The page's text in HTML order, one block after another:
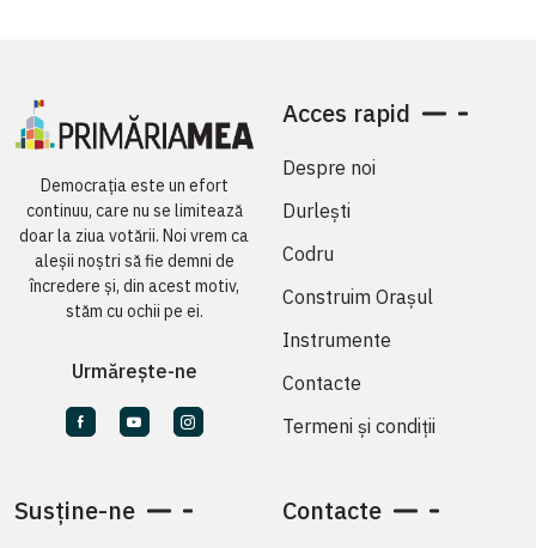
Democrația este un efort
continuu, care nu se limitează
doar la ziua votării. Noi vrem ca
aleșii noștri să fie demni de
încredere și, din acest motiv,
stăm cu ochii pe ei.
Urmărește-ne
Acces rapid
Despre noi
Durlești
Codru
Construim Orașul
Instrumente
Contacte
Termeni și condiții
Susține-ne Contacte